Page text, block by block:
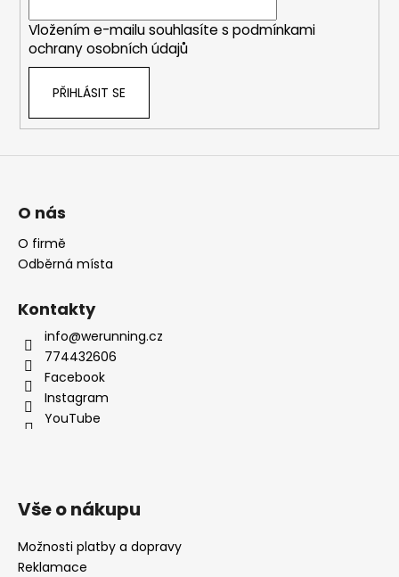
Vložením e-mailu souhlasíte s podmínkami
ochrany osobních údajů
PŘIHLÁSIT SE
O nás
O firmě
Odběrná místa
Kontakty
info@werunning.cz
774432606
Facebook
Instagram
YouTube
Vše o nákupu
Možnosti platby a dopravy
Reklamace